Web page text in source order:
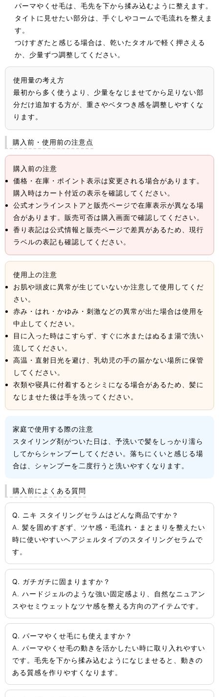
パーマやくせ毛は、毛先を下から揉み込むように整えます。
タイトに見せたい部分は、手ぐしやコームで毛流れを整えま
す。
つけすぎたと感じる場合は、乾いたタオルで軽く押さえる
か、少量ずつ調整してください。
使用量の考え方
最初から多く使うより、少量をなじませてから足りない部
分だけ追加する方が、重さやベタつき感を調整しやすくな
ります。
購入前・使用前の注意点
購入前の注意
価格・在庫・ポイント表示は変更される場合があります。
購入時はカート付近の表示を確認してください。
公式オンラインストアと販売ページで在庫表示が異なる場
合があります。販売可否は購入画面で確認してください。
香り表記は公式情報と販売ページで差異があるため、現行
ラベルの表記も確認してください。
使用上の注意
お肌や頭皮に異常が生じていないか注意して使用してくだ
さい。
赤み・はれ・かゆみ・刺激などの異常が出た場合は使用を
中止してください。
目に入った時はこすらず、すぐに水またはぬるま湯で洗い
流してください。
高温・直射日光を避け、乳幼児の手の届かない場所に保管
してください。
衣類や寝具に付着するとシミになる場合があるため、髪に
なじませた後は手を洗ってください。
家庭で使用する際の注意
スタイリング剤がついた日は、予洗いで髪をしっかり濡ら
してからシャンプーしてください。落ちにくいと感じる場
合は、シャンプーを二度行うと洗いやすくなります。
購入前によくある質問
Q. ニキ スタイリングセラムはどんな商品ですか？
A. 髪を固めすぎず、ツヤ感・毛流れ・まとまりを整えたい
時に使いやすいヘアジェルタイプのスタイリングセラムで
す。
Q. ガチガチに固まりますか？
A. ハードジェルのような強い固定感より、自然なニュアン
スやセミウェットなツヤ感を整える方向のアイテムです。
Q. パーマやくせ毛にも使えますか？
A. パーマやくせ毛の動きを活かしたい時に取り入れやすい
です。毛先を下から揉み込むようになじませると、動きの
ある質感を作りやすくなります。